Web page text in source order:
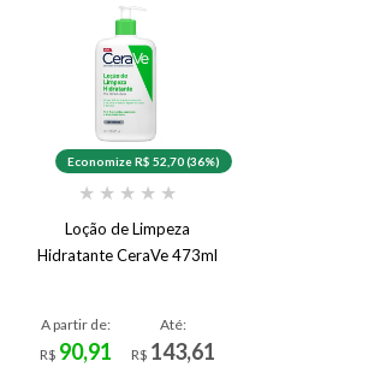
Economize R$ 52,70 (36%)
★ ★ ★ ★ ★
Loção de Limpeza
Hidratante CeraVe 473ml
A partir de:
R$ 90,91
Até:
R$ 143,61